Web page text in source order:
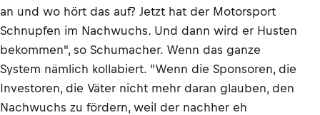
an und wo hört das auf? Jetzt hat der Motorsport
Schnupfen im Nachwuchs. Und dann wird er Husten
bekommen", so Schumacher. Wenn das ganze
System nämlich kollabiert. "Wenn die Sponsoren, die
Investoren, die Väter nicht mehr daran glauben, den
Nachwuchs zu fördern, weil der nachher eh